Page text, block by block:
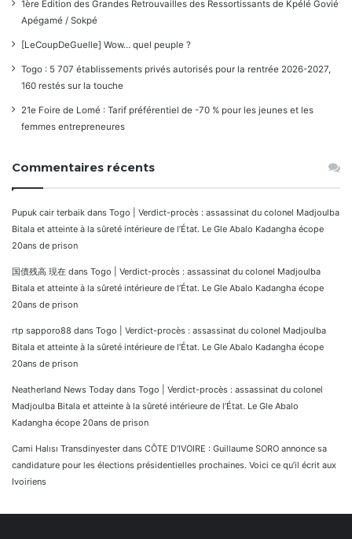
1ère Édition des Grandes Retrouvailles des Ressortissants de Kpélé Govié
Apégamé / Sokpé
[LeCoupDeGuelle] Wow… quel peuple ?
Togo : 5 707 établissements privés autorisés pour la rentrée 2026-2027,
160 restés sur la touche
21e Foire de Lomé : Tarif préférentiel de -70 % pour les jeunes et les
femmes entrepreneures
Commentaires récents
Pupuk cair terbaik dans Togo | Verdict-procès : assassinat du colonel Madjoulba
Bitala et atteinte à la sûreté intérieure de l’État. Le Gle Abalo Kadangha écope
20ans de prison
国債残高 現在 dans Togo | Verdict-procès : assassinat du colonel Madjoulba
Bitala et atteinte à la sûreté intérieure de l’État. Le Gle Abalo Kadangha écope
20ans de prison
rtp sapporo88 dans Togo | Verdict-procès : assassinat du colonel Madjoulba
Bitala et atteinte à la sûreté intérieure de l’État. Le Gle Abalo Kadangha écope
20ans de prison
Neatherland News Today dans Togo | Verdict-procès : assassinat du colonel
Madjoulba Bitala et atteinte à la sûreté intérieure de l’État. Le Gle Abalo
Kadangha écope 20ans de prison
Cami Halısı Transdinyester dans CÔTE D’IVOIRE : Guillaume SORO annonce sa
candidature pour les élections présidentielles prochaines. Voici ce qu’il écrit aux
Ivoiriens